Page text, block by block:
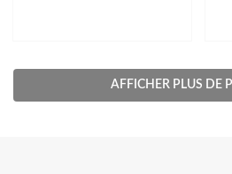
AFFICHER PLUS DE